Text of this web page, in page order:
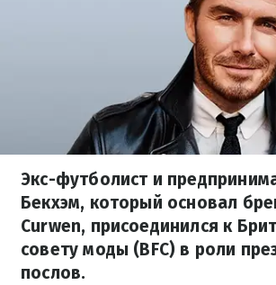
Экс-футболист и
Бекхэм, который основал
Curwen, присоединился к
совету моды (BFC) в роли
послов.